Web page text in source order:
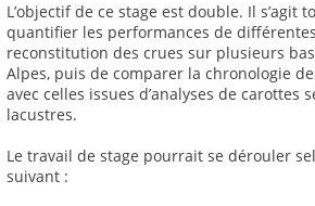
L’objectif de ce stage est double. Il s’agit
quantifier les performances de
reconstitution des crues sur plusieurs
Alpes, puis de comparer la chronologie
avec celles issues d’analyses de carottes
lacustres.
Le travail de stage pourrait se dérouler
suivant :